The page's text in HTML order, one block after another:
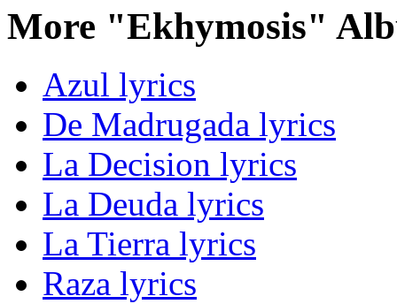
More "Ekhymosis"
Azul lyrics
De Madrugada lyrics
La Decision lyrics
La Deuda lyrics
La Tierra lyrics
Raza lyrics